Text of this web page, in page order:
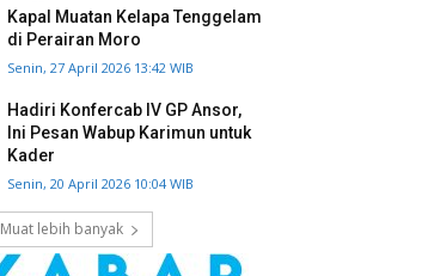
Kapal Muatan Kelapa Tenggelam
di Perairan Moro
Senin, 27 April 2026 13:42 WIB
Hadiri Konfercab IV GP Ansor,
Ini Pesan Wabup Karimun untuk
Kader
Senin, 20 April 2026 10:04 WIB
Muat lebih banyak